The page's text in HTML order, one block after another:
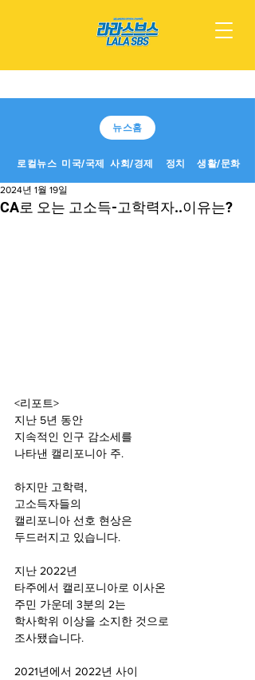
뉴스홈
로컬뉴스 미국/국제 사회/경제 정치 생활/문화
CA로 오는 고소득-고학력자..이유는?
2024년 1월 19일
<리포트>
지난 5년 동안
지속적인 인구 감소세를
나타낸 캘리포니아 주.
하지만 고학력,
고소득자들의
캘리포니아 선호 현상은
두드러지고 있습니다.
지난 2022년
타주에서 캘리포니아로 이사온
주민 가운데 3분의 2는
학사학위 이상을 소지한 것으로
조사됐습니다.
2021년에서 2022년 사이